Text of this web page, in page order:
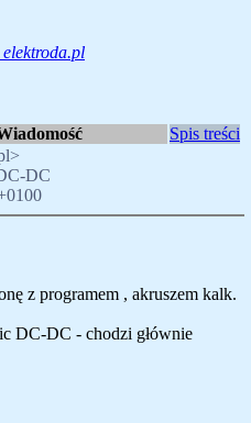
Spis treści
DC
z programem , akruszem kalk.
DC-DC - chodzi głównie